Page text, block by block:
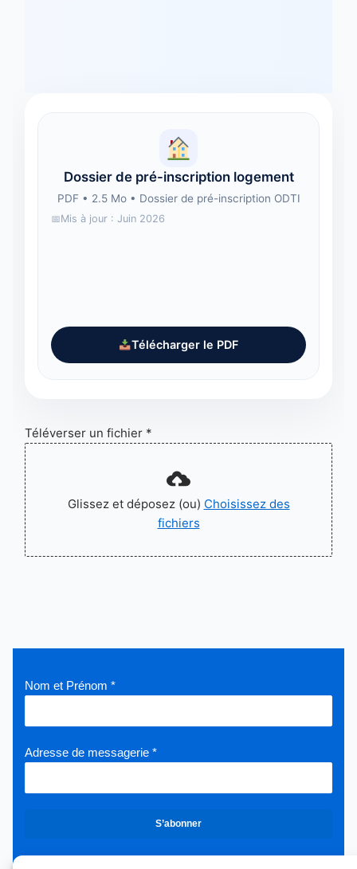
Dossier de pré-inscription logement
PDF • 2.5 Mo • Dossier de pré-inscription ODTI
Mis à jour : Juin 2026
Télécharger le PDF
Téléverser un fichier *
Glissez et déposez (ou) Choisissez des
fichiers
Nom et Prénom *
Adresse de messagerie *
S’abonner